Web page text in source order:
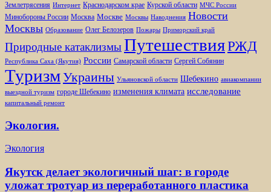
Землетрясения Интернет Краснодарском крае Курской области МЧС России
Минобороны России Москва Москве Москвы Наводнения Новости
Москвы Образование Олег Белозеров Пожары Приморский край
Природные катаклизмыПутешествияРЖД
Республика Саха (Якутия) России Самарской области Сергей Собянин
ТуризмУкраины Ульяновской области Шебекино авиакомпании
выездной туризм городе Шебекино изменения климата исследование
капитальный ремонт
Экология.
Экология
Якутск делает экологичный шаг: в городе
уложат тротуар из переработанного пластика